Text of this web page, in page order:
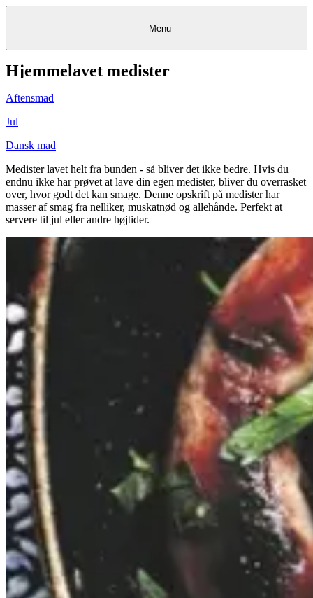
KantineKantine Kantine
FrokostordningFrokostordning
Catering
Madkurser
RestauranterRestauranter&&Bagerier
Bagerier
Foodservice
Detail
Eventkalender
KøbKøb gavekortgavekortKøb gavekort
KundeserviceKundeserviceKundeservice
Menu
Hjemmelavet medister
Aftensmad
Jul
Dansk mad
Medister lavet helt fra bunden - så bliver det ikke bedre. Hvis du
endnu ikke har prøvet at lave din egen medister, bliver du overrasket
over, hvor godt det kan smage. Denne opskrift på medister har
masser af smag fra nelliker, muskatnød og allehånde. Perfekt at
servere til jul eller andre højtider.